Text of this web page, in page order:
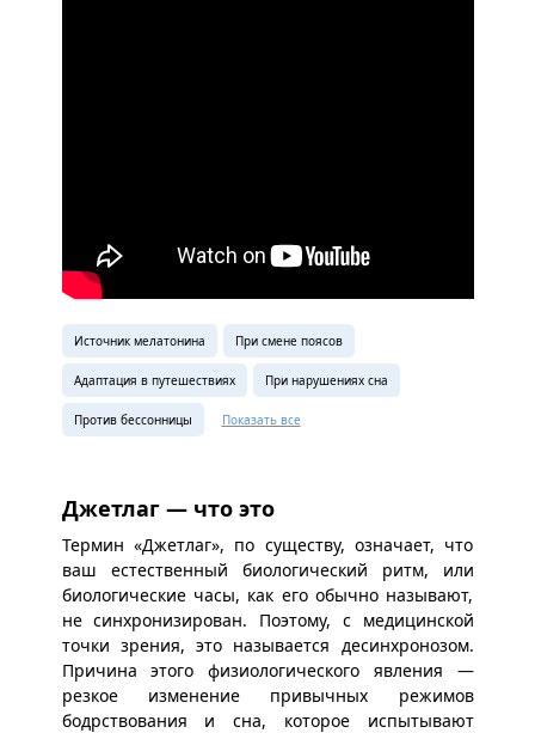
Источник мелатонина При смене поясов
Адаптация в путешествиях При нарушениях сна
Против бессонницы Показать все
Джетлаг — что это
Термин «Джетлаг», по ​​существу, означает, что
ваш естественный биологический ритм, или
биологические часы, как его обычно называют,
не синхронизирован. Поэтому, с медицинской
точки зрения, это называется десинхронозом.
Причина этого физиологического явления —
резкое изменение привычных режимов
бодрствования и сна, которое испытывают